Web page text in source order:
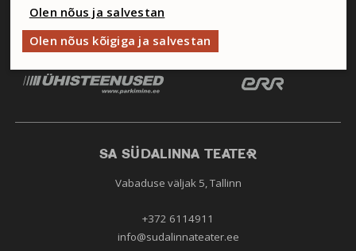
SA SÜDALINNA TEATER
Vabaduse väljak 5, Tallinn
+372 6114911
info@sudalinnateater.ee
Olen nõus ja salvestan
Olen nõus kõigiga ja salvestan